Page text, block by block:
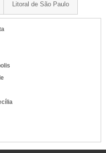
Litoral de São Paulo